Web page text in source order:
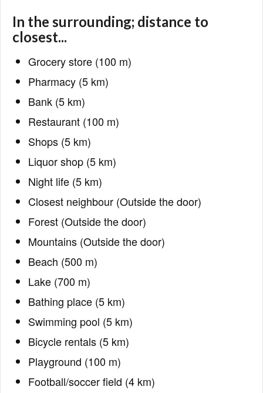
In the surrounding; distance to
closest...
Grocery store (100 m)
Pharmacy (5 km)
Bank (5 km)
Restaurant (100 m)
Shops (5 km)
Liquor shop (5 km)
Night life (5 km)
Closest neighbour (Outside the door)
Forest (Outside the door)
Mountains (Outside the door)
Beach (500 m)
Lake (700 m)
Bathing place (5 km)
Swimming pool (5 km)
Bicycle rentals (5 km)
Playground (100 m)
Football/soccer field (4 km)